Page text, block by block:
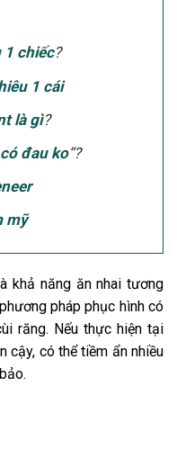
1 chiếc?
1 cái
là gì?
đau ko“?
mỹ
khả năng ăn nhai tương
pháp phục hình có
răng. Nếu thực hiện tại
cậy, có thể tiềm ẩn nhiều